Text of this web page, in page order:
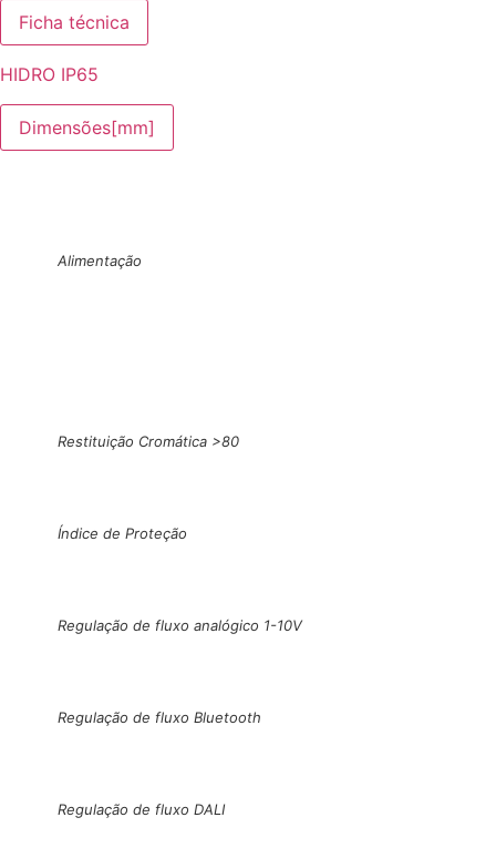
Ficha técnica
HIDRO IP65
Dimensões[mm]
Alimentação
Restituição Cromática >80
Índice de Proteção
Regulação de fluxo analógico 1-10V
Regulação de fluxo Bluetooth
Regulação de fluxo DALI